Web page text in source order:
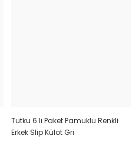
Tutku 6 lı Paket Pamuklu Renkli
Erkek Slip Külot Gri